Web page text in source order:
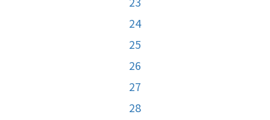
24
25
26
27
28